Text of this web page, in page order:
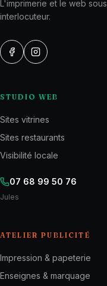
L'imprimerie et le web
interlocuteur.
STUDIO WEB
Sites vitrines
Sites restaurants
Visibilité locale
07 68 99 50 76
Jules
ATELIER PUBLICITÉ
Impression & papeterie
Enseignes & marquage